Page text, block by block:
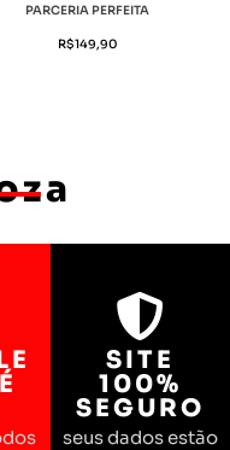
PARCERIA PERFEITA
R$149,90
SITE
100%
SEGURO
seus dados estão